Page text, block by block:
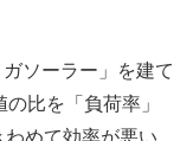
ソーラー」を建て
比を「負荷率」
めて効率が悪い